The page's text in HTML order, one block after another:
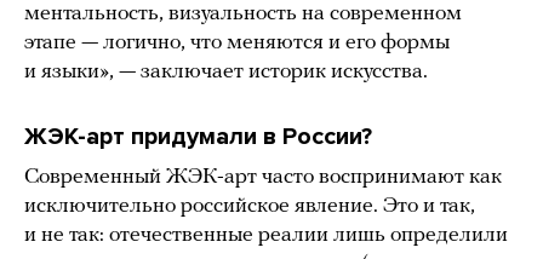
ментальность, визуальность на современном
этапе — логично, что меняются и его формы
и языки», — заключает историк искусства.
ЖЭК-арт придумали в России?
Современный ЖЭК-арт часто воспринимают как
исключительно российское явление. Это и так,
и не так: отечественные реалии лишь определили